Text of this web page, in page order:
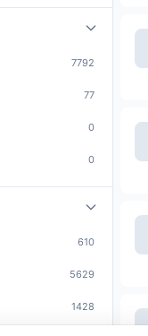
7792
77
0
0
610
5629
1428